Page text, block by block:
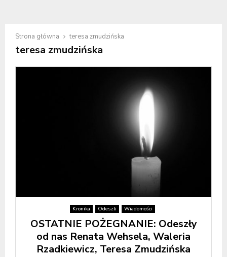
Strona główna teresa zmudzińska
teresa zmudzińska
Kronika Odeszli Wiadomości
OSTATNIE POŻEGNANIE: Odeszły
od nas Renata Wehsela, Waleria
Rzadkiewicz, Teresa Zmudzińska